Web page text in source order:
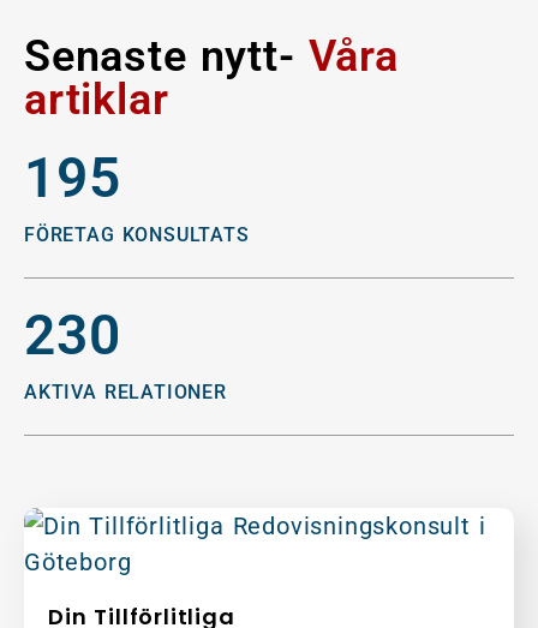
Senaste nytt- Våra
artiklar
195
FÖRETAG KONSULTATS
230
AKTIVA RELATIONER
Din Tillförlitliga